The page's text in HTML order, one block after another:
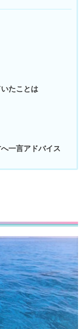
たことは
一言アドバイス